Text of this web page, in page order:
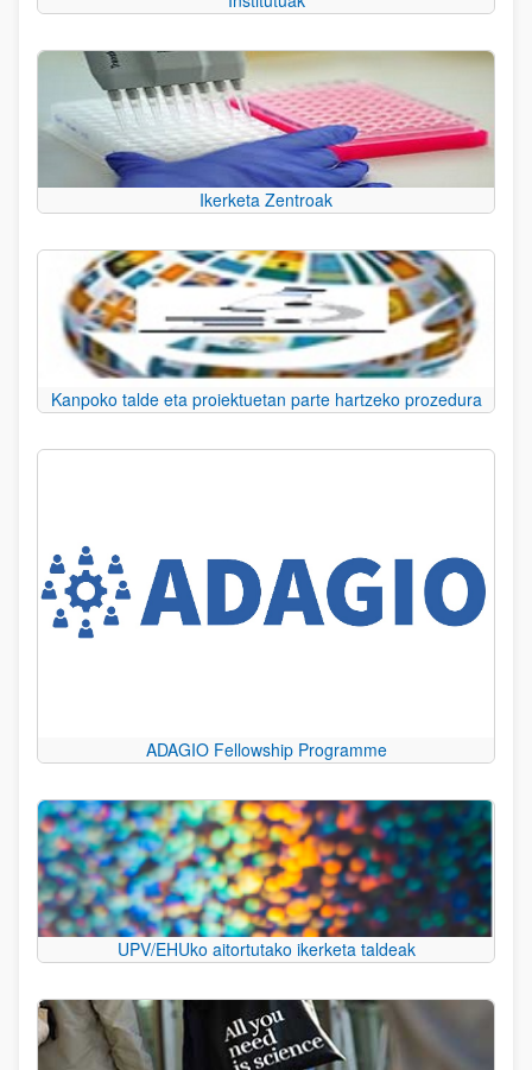
Ikerketa Zentroak
Kanpoko talde eta proiektuetan parte hartzeko prozedura
ADAGIO Fellowship Programme
UPV/EHUko aitortutako ikerketa taldeak